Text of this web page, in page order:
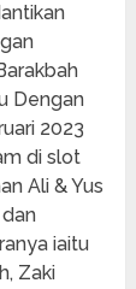
Dengan
2023
di slot
Ali & Yus
iaitu
Zaki